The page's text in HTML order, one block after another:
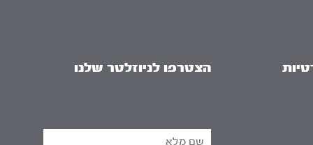
הצטרפו לניוזלטר שלנו